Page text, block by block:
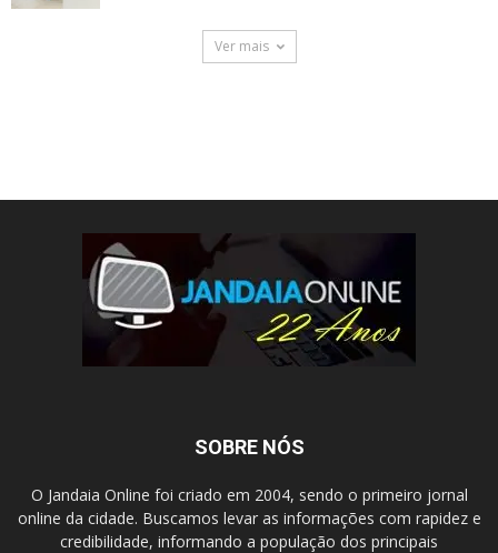
Ver mais
SOBRE NÓS
O Jandaia Online foi criado em 2004, sendo o primeiro jornal
online da cidade. Buscamos levar as informações com rapidez e
credibilidade, informando a população dos principais